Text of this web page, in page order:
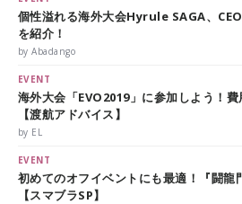
個性溢れる海外大会Hyrule SAGA、
を紹介！
by Abadango
EVENT
海外大会「EVO2019」に参加しよう！
【渡航アドバイス】
by EL
EVENT
初めてのオフイベントにも最適！『闘龍
【スマブラSP】